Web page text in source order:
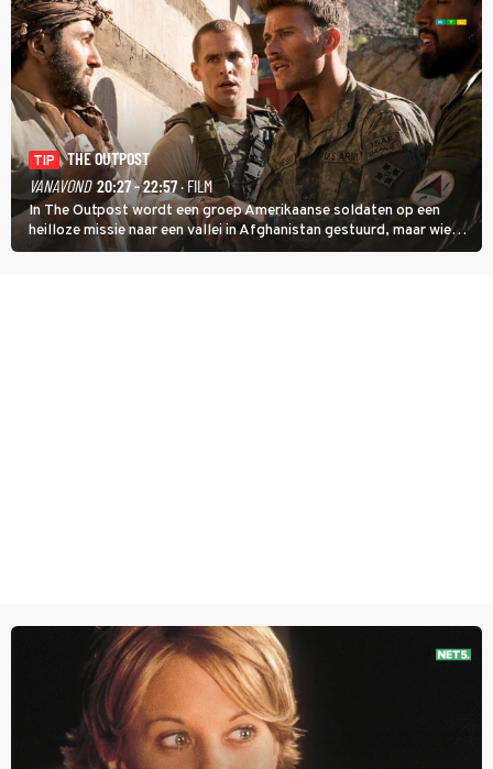
TIP
THE OUTPOST
VANAVOND 20:27 - 22:57· FILM
In The Outpost wordt een groep Amerikaanse soldaten op een
heilloze missie naar een vallei in Afghanistan gestuurd, maar wie
overleeft daar een aanval?